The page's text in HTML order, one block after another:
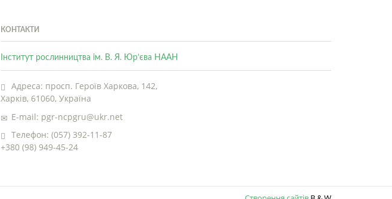
КОНТАКТИ
Інститут рослинництва ім. В. Я. Юр’єва НААН
Адреса: просп. Героїв Харкова, 142,
Харків, 61060, Україна
E-mail: pgr-ncpgru@ukr.net
Телефон: (057) 392-11-87
+380 (98) 949-45-24